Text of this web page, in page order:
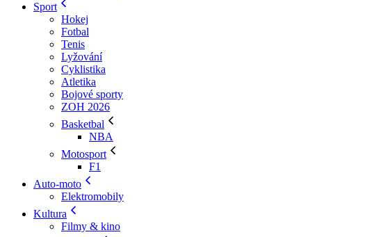
Sport
Hokej
Fotbal
Tenis
Lyžování
Cyklistika
Atletika
Bojové sporty
ZOH 2026
Basketbal
NBA
Motosport
F1
Auto-moto
Elektromobily
Kultura
Filmy & kino